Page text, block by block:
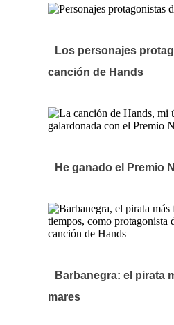
Los personajes
canción de Hands
He ganado el Premio
Barbanegra: el pirata
mares